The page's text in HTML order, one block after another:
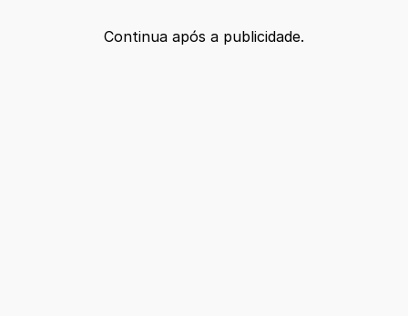
Continua após a publicidade.